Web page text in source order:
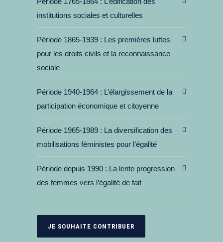
institutions sociales et culturelles
Période 1865-1939
Les premières luttes
pour les droits civils et la reconnaissance
sociale
Période 1940-1964
L’élargissement de la
participation économique et citoyenne
Période 1965-1989
La diversification des
mobilisations féministes pour l’égalité
Période depuis 1990
La lente progression
des femmes vers l’égalité de fait
JE SOUHAITE CONTRIBUER